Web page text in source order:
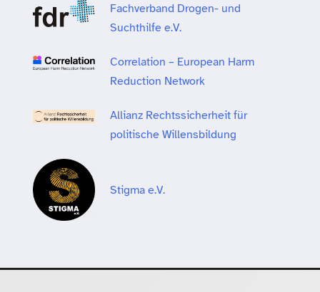
Fachverband Drogen- und
Suchthilfe e.V.
Correlation – European Harm
Reduction Network
Allianz Rechtssicherheit für
politische Willensbildung
Stigma e.V.